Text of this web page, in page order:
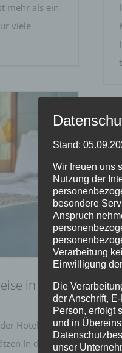
mehr als ein
viele
in der
in der
Hotellerie:
In der
Stand:
Wir freuen uns
Nutzung der
besondere
Anspruch
Verarbeitung
Einwilligung
Die
der Anschrift,
Person, erfolgt
und in
unser